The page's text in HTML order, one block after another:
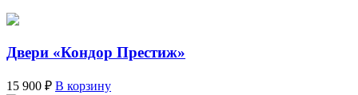
Двери «Кондор Престиж»
15 900 ₽ В корзину